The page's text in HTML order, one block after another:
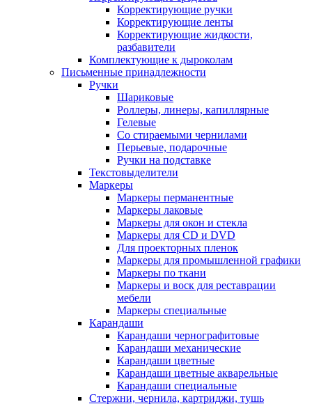
Корректирующие ручки
Корректирующие ленты
Корректирующие жидкости,
разбавители
Комплектующие к дыроколам
Письменные принадлежности
Ручки
Шариковые
Роллеры, линеры, капиллярные
Гелевые
Со стираемыми чернилами
Перьевые, подарочные
Ручки на подставке
Текстовыделители
Маркеры
Маркеры перманентные
Маркеры лаковые
Маркеры для окон и стекла
Маркеры для CD и DVD
Для проекторных пленок
Маркеры для промышленной графики
Маркеры по ткани
Маркеры и воск для реставрации
мебели
Маркеры специальные
Карандаши
Карандаши чернографитовые
Карандаши механические
Карандаши цветные
Карандаши цветные акварельные
Карандаши специальные
Стержни, чернила, картриджи, тушь